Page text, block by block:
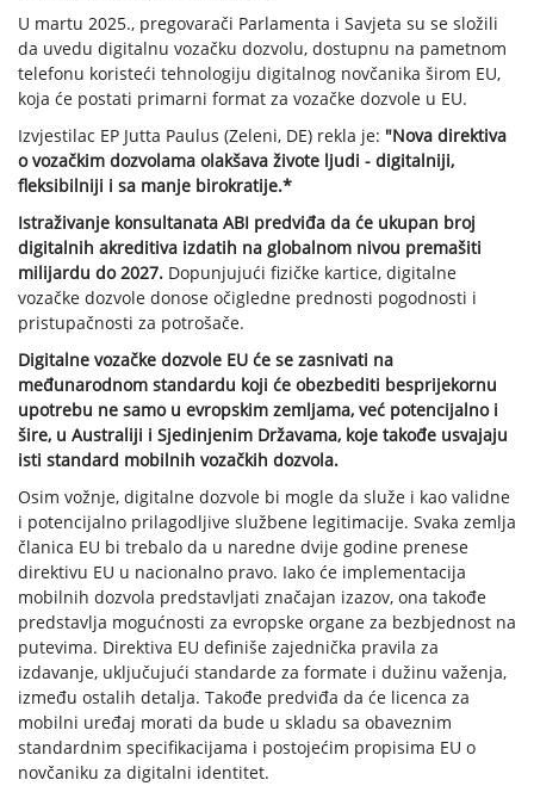
U martu 2025., pregovarači Parlamenta i Savjeta su se složili
da uvedu digitalnu vozačku dozvolu, dostupnu na pametnom
telefonu koristeći tehnologiju digitalnog novčanika širom EU,
koja će postati primarni format za vozačke dozvole u ​​EU.
Izvjestilac EP Jutta Paulus (Zeleni, DE) rekla je: "Nova direktiva
o vozačkim dozvolama olakšava živote ljudi - digitalniji,
fleksibilniji i sa manje birokratije.*
Istraživanje konsultanata ABI predviđa da će ukupan broj
digitalnih akreditiva izdatih na globalnom nivou premašiti
milijardu do 2027. Dopunjujući fizičke kartice, digitalne
vozačke dozvole donose očigledne prednosti pogodnosti i
pristupačnosti za potrošače.
Digitalne vozačke dozvole EU će se zasnivati na
međunarodnom standardu koji će obezbediti besprijekornu
upotrebu ne samo u evropskim zemljama, već potencijalno i
šire, u Australiji i Sjedinjenim Državama, koje takođe usvajaju
isti standard mobilnih vozačkih dozvola.
Osim vožnje, digitalne dozvole bi mogle da služe i kao validne
i potencijalno prilagodljive službene legitimacije. Svaka zemlja
članica EU bi trebalo da u naredne dvije godine prenese
direktivu EU u nacionalno pravo. Iako će implementacija
mobilnih dozvola predstavljati značajan izazov, ona takođe
predstavlja mogućnosti za evropske organe za bezbjednost na
putevima. Direktiva EU definiše zajednička pravila za
izdavanje, uključujući standarde za formate i dužinu važenja,
između ostalih detalja. Takođe predviđa da će licenca za
mobilni uređaj morati da bude u skladu sa obaveznim
standardnim specifikacijama i postojećim propisima EU o
novčaniku za digitalni identitet.